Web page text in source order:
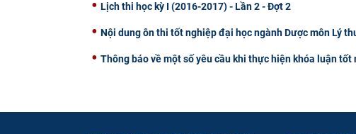
Lịch thi học kỳ I (2016-2017) - Lần 2 - Đợt 2
Nội dung ôn thi tốt nghiệp đại học ngành Dược môn Lý
Thông báo về một số yêu cầu khi thực hiện khóa luận tốt